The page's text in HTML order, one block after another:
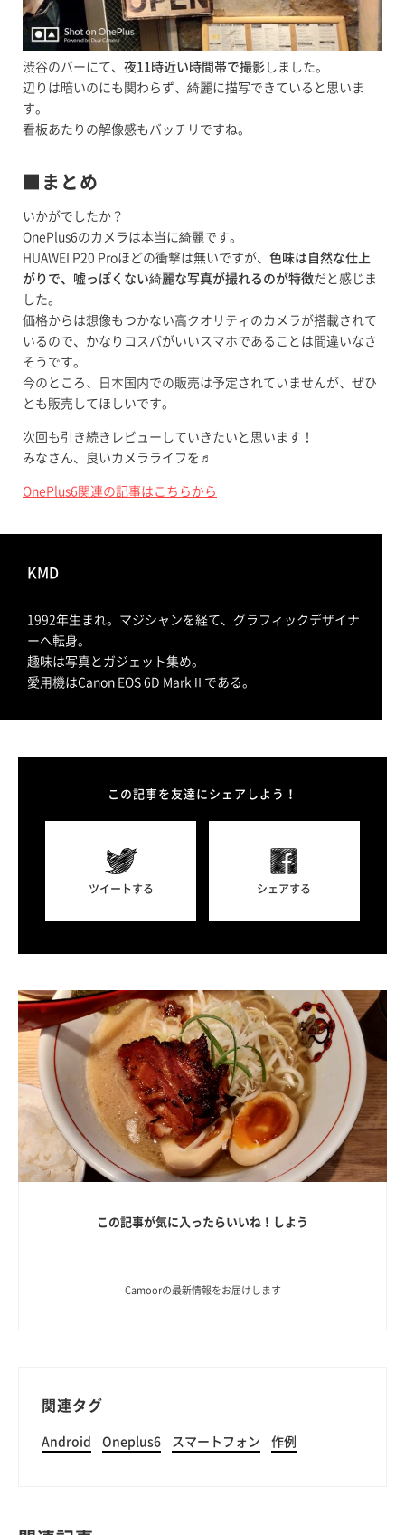
渋谷のバーにて、 夜11時近い時間帯で撮影 しました。
辺りは暗いのにも関わらず、綺麗に描写できていると思いま
す。
看板あたりの解像感もバッチリですね。
■まとめ
いかがでしたか？
OnePlus6のカメラは本当に綺麗です。
HUAWEI P20 Proほどの衝撃は無いですが、 色味は自然な仕上
がりで、嘘っぽくない綺麗な写真が撮れるのが特徴だと感じま
した。
価格からは想像もつかない高クオリティのカメラが搭載されて
いるので、かなりコスパがいいスマホであることは間違いなさ
そうです。
今のところ、日本国内での販売は予定されていませんが、ぜひ
とも販売してほしいです。
次回も引き続きレビューしていきたいと思います！
みなさん、良いカメラライフを♬
OnePlus6関連の記事はこちらから
KMD
1992年生まれ。マジシャンを経て、グラフィックデザイナ
ーへ転身。
趣味は写真とガジェット集め。
愛用機はCanon EOS 6D MarkⅡである。
この記事を友達にシェアしよう！
ツイートする シェアする
この記事が気に入ったらいいね！しよう
Camoorの最新情報をお届けします
関連タグ
Android Oneplus6 スマートフォン 作例